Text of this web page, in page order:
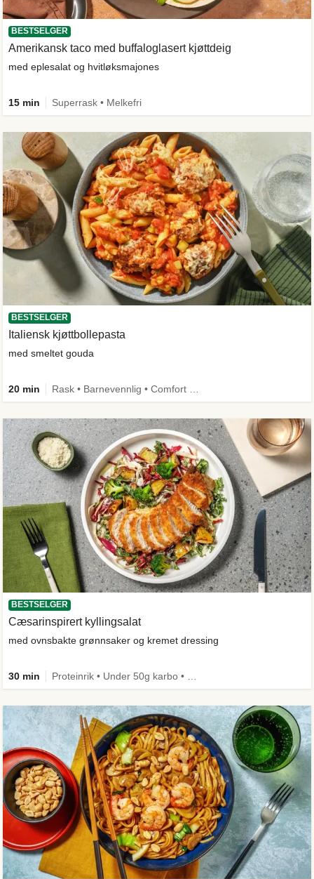
BESTSELGER
Amerikansk taco med buffaloglasert kjøttdeig
med eplesalat og hvitløksmajones
15 min Superrask • Melkefri
BESTSELGER
Italiensk kjøttbollepasta
med smeltet gouda
20 min
BESTSELGER
Cæsarinspirert kyllingsalat
med ovnsbakte grønnsaker og kremet dressing
30 min